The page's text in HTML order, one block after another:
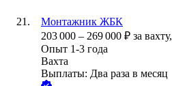
Монтажник ЖБК
203 000 – 269 000 ₽ за вахту,
Опыт 1-3 года
Вахта
Выплаты: Два раза в месяц